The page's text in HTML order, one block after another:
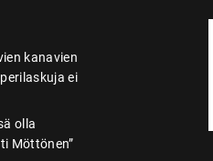
kanavien
ei
olla
Möttönen”